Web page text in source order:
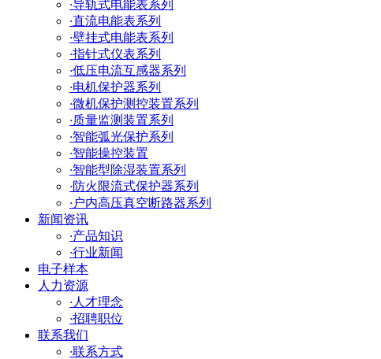
·导轨式电能表系列
·直流电能表系列
·壁挂式电能表系列
·指针式仪表系列
·低压电流互感器系列
·电机保护器系列
·微机保护测控装置系列
·质量监测装置系列
·智能弧光保护系列
·智能操控装置
·智能型除湿装置系列
·防火限流式保护器系列
· 户内高压真空断路器系列
新闻资讯
·产品知识
·行业新闻
电子样本
人力资源
· 人才理念
·招聘职位
联系我们
·联系方式